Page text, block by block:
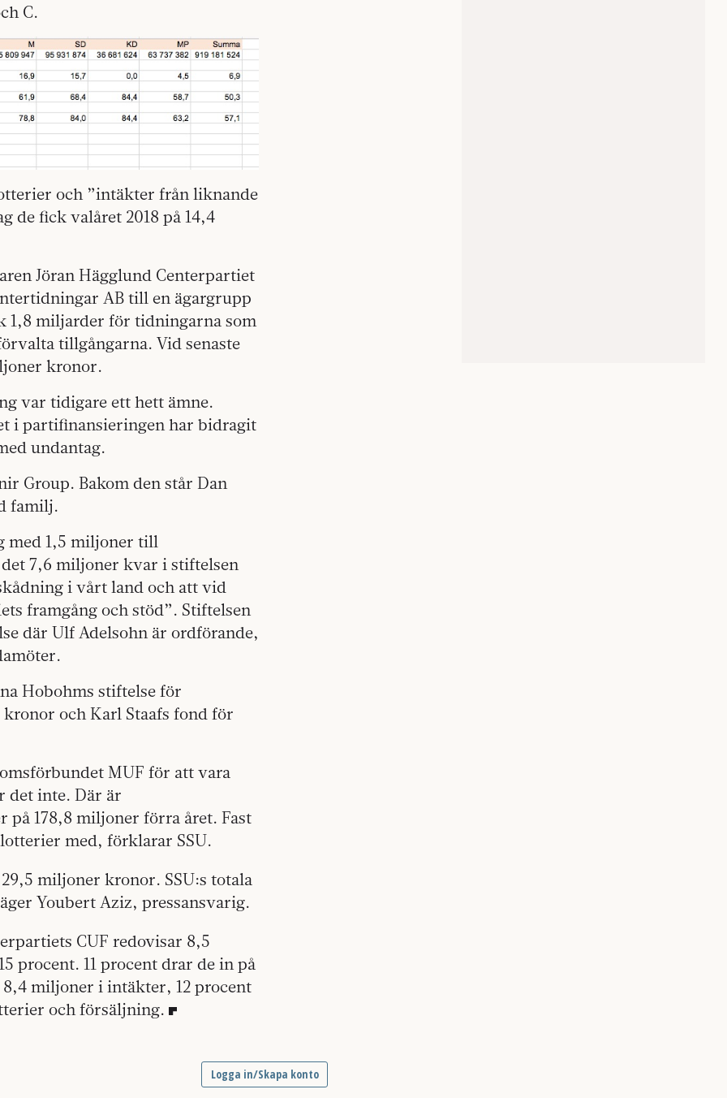
C.
och ”intäkter från liknande
de fick valåret 2018 på 14,4
Jöran Hägglund Centerpartiet
AB till en ägargrupp
1,8 miljarder för tidningarna som
tillgångarna. Vid senaste
kronor.
var tidigare ett hett ämne.
i partifinansieringen har bidragit
undantag.
Group. Bakom den står Dan
familj.
med 1,5 miljoner till
7,6 miljoner kvar i stiftelsen
i vårt land och att vid
framgång och stöd”. Stiftelsen
där Ulf Adelsohn är ordförande,
Hobohms stiftelse för
och Karl Staafs fond för
MUF för att vara
det inte. Där är
på 178,8 miljoner förra året. Fast
med, förklarar SSU.
miljoner kronor. SSU:s totala
Youbert Aziz, pressansvarig.
CUF redovisar 8,5
procent. 11 procent drar de in på
miljoner i intäkter, 12 procent
och försäljning.